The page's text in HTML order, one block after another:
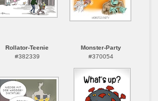
Rollator-Teenie
#382339
Monster-Party
#370054